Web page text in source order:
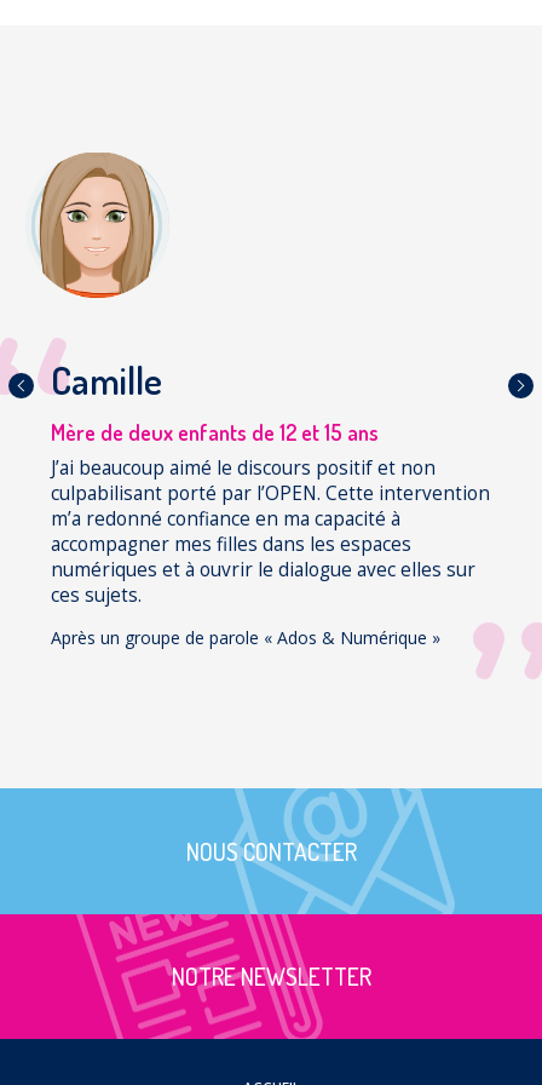
PrécédentCamille
Mère de deux enfants de 12 et 15 ans
J’ai beaucoup aimé le discours positif et non
culpabilisant porté par l’OPEN. Cette intervention
m’a redonné confiance en ma capacité à
accompagner mes filles dans les espaces
numériques et à ouvrir le dialogue avec elles sur
ces sujets.
Après un groupe de parole « Ados & Numérique »
NOUS CONTACTER
NOTRE NEWSLETTER